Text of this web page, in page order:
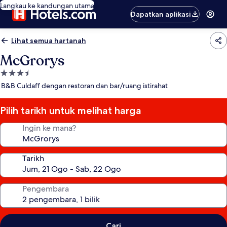
Langkau ke kandungan utama
Dapatkan aplikasi
Lihat semua hartanah
McGrorys
Hartanah
3.5
B&B Culdaff dengan restoran dan bar/ruang istirahat
Pilih tarikh untuk melihat harga
Ingin ke mana?
Tarikh
Pengembara